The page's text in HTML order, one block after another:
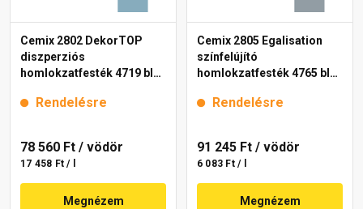
Cemix 2802 DekorTOP
diszperziós
homlokzatfesték 4719 blue
Rendelésre
78 560 Ft / vödör
17 458 Ft / l
Megnézem
Cemix 2805 Egalisation
színfelújító
homlokzatfesték 4765 blue
Rendelésre
91 245 Ft / vödör
6 083 Ft / l
Megnézem